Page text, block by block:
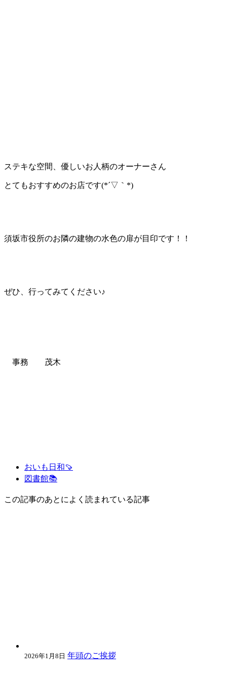
ステキな空間、優しいお人柄のオーナーさん
とてもおすすめのお店です(*´▽｀*)
須坂市役所のお隣の建物の水色の扉が目印です！！
ぜひ、行ってみてください♪
事務 茂木
おいも日和🍠
図書館📚
この記事のあとによく読まれている記事
2026年1月8日 年頭のご挨拶